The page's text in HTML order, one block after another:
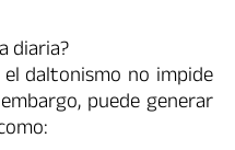
diaria?
daltonismo no impide
puede generar